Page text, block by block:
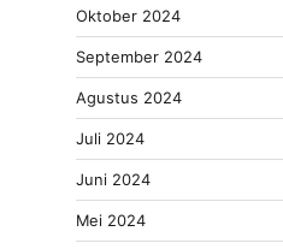
Oktober 2024
September 2024
Agustus 2024
Juli 2024
Juni 2024
Mei 2024